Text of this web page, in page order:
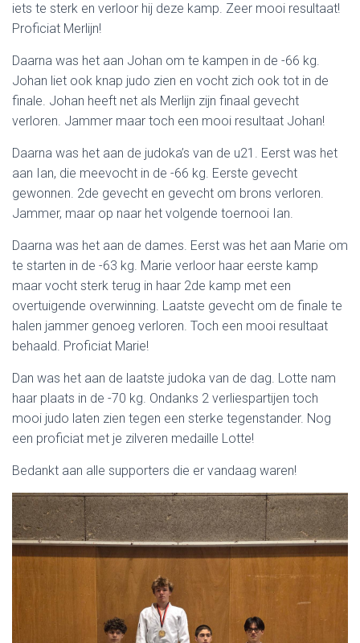
iets te sterk en verloor hij deze kamp. Zeer mooi resultaat!
Proficiat Merlijn!
Daarna was het aan Johan om te kampen in de -66 kg.
Johan liet ook knap judo zien en vocht zich ook tot in de
finale. Johan heeft net als Merlijn zijn finaal gevecht
verloren. Jammer maar toch een mooi resultaat Johan!
Daarna was het aan de judoka’s van de u21. Eerst was het
aan Ian, die meevocht in de -66 kg. Eerste gevecht
gewonnen. 2de gevecht en gevecht om brons verloren.
Jammer, maar op naar het volgende toernooi Ian.
Daarna was het aan de dames. Eerst was het aan Marie om
te starten in de -63 kg. Marie verloor haar eerste kamp
maar vocht sterk terug in haar 2de kamp met een
overtuigende overwinning. Laatste gevecht om de finale te
halen jammer genoeg verloren. Toch een mooi resultaat
behaald. Proficiat Marie!
Dan was het aan de laatste judoka van de dag. Lotte nam
haar plaats in de -70 kg. Ondanks 2 verliespartijen toch
mooi judo laten zien tegen een sterke tegenstander. Nog
een proficiat met je zilveren medaille Lotte!
Bedankt aan alle supporters die er vandaag waren!